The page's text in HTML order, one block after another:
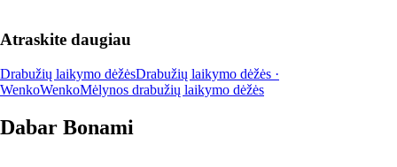
Atraskite daugiau
Drabužių laikymo dėžėsDrabužių laikymo dėžės ·
WenkoWenkoMėlynos drabužių laikymo dėžės
Dabar Bonami